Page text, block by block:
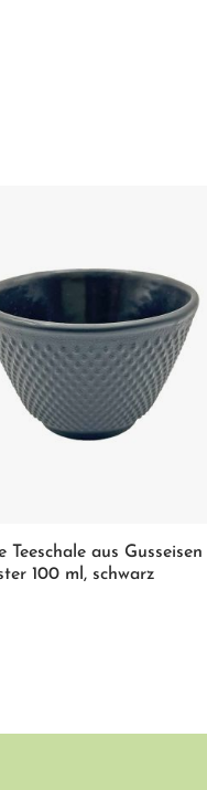
Teeschale aus
100 ml, schwarz